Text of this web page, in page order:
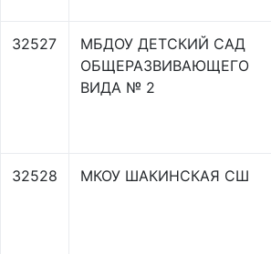
32527
МБДОУ ДЕТСКИЙ САД
ОБЩЕРАЗВИВАЮЩЕГО
ВИДА № 2
32528 МКОУ ШАКИНСКАЯ СШ